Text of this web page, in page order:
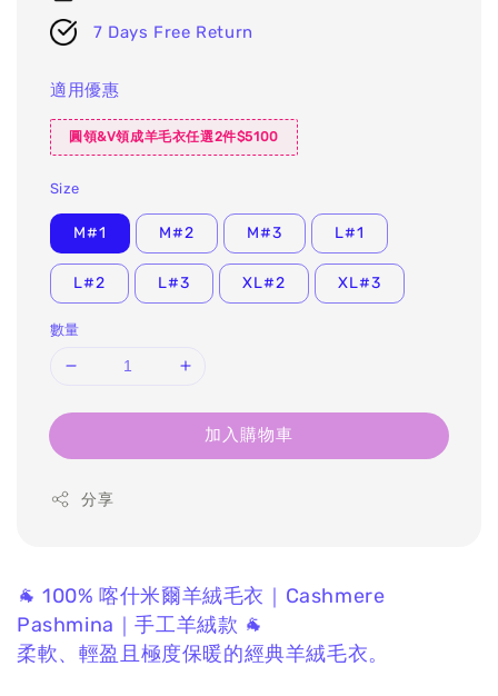
7 Days Free Return
適用優惠
圓領&V領成羊毛衣任選2件$5100
Size
M#1 M#2 M#3 L#1
L#2 L#3 XL#2 XL#3
數量
加入購物車
分享
🐐 100% 喀什米爾羊絨毛衣｜Cashmere
Pashmina｜手工羊絨款 🐐
柔軟、輕盈且極度保暖的經典羊絨毛衣。